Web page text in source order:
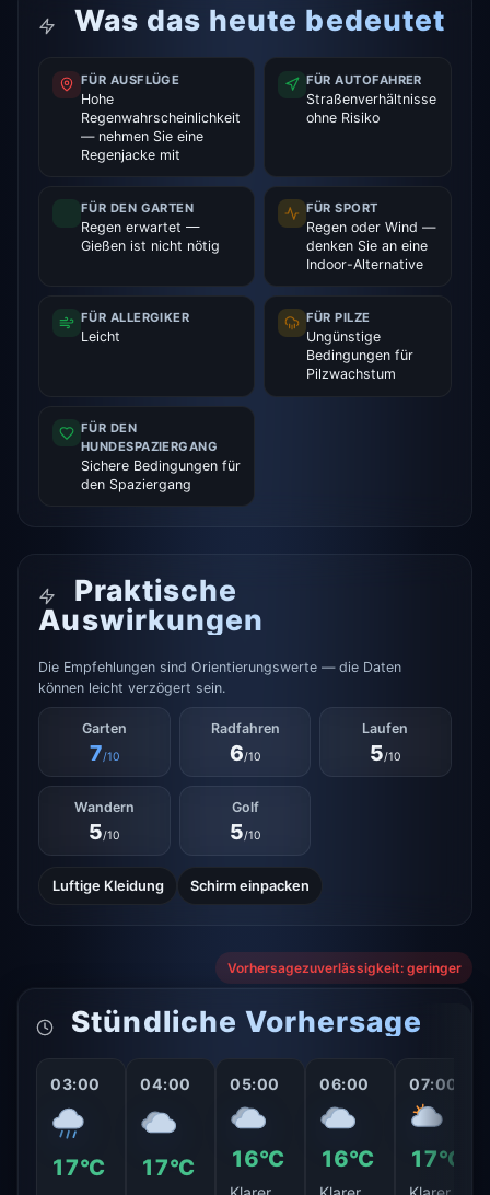
Was das heute bedeutet
FÜR AUSFLÜGE
Hohe
Regenwahrscheinlichkeit
— nehmen Sie eine
Regenjacke mit
FÜR AUTOFAHRER
Straßenverhältnisse
ohne Risiko
FÜR DEN GARTEN
Regen erwartet —
Gießen ist nicht nötig
FÜR SPORT
Regen oder Wind —
denken Sie an eine
Indoor-Alternative
FÜR ALLERGIKER
Leicht
FÜR PILZE
Ungünstige
Bedingungen für
Pilzwachstum
FÜR DEN
HUNDESPAZIERGANG
Sichere Bedingungen für
den Spaziergang
Praktische
Auswirkungen
Die Empfehlungen sind Orientierungswerte — die Daten
können leicht verzögert sein.
Garten
7/10
Radfahren
6/10
Laufen
5/10
Wandern
5/10
Golf
5/10
Luftige Kleidung Schirm einpacken
Vorhersagezuverlässigkeit: geringer
Stündliche Vorhersage
03:00
17°C
04:00
17°C
05:00
16°C
06:00
16°C
07:00
17°C